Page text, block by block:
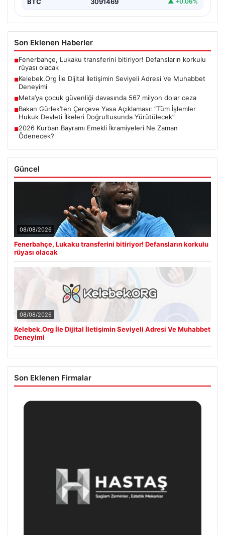
Son Eklenen Haberler
■Fenerbahçe, Lukaku transferini bitiriyor! Defansların korkulu
rüyası olacak
■Kelebek.Org İle Dijital İletişimin Seviyeli Adresi Ve Muhabbet
Deneyimi
■Meta’ya çocuk güvenliği davasında 567 milyon dolar ceza
■Bakan Gürlek’ten Çerçeve Yasa Açıklaması: “Tüm İşlemler
Hukuk Devleti İlkeleri Doğrultusunda Yürütülecek”
■2026 Kurban Bayramı Emekli İkramiyeleri Ne Zaman
Ödenecek?
Güncel
08/08/2026
Fenerbahçe, Lukaku transferini bitiriyor! Defansların korkulu
rüyası olacak
08/08/2026
Kelebek.Org İle Dijital İletişimin Seviyeli Adresi Ve Muhabbet
Deneyimi
Son Eklenen Firmalar